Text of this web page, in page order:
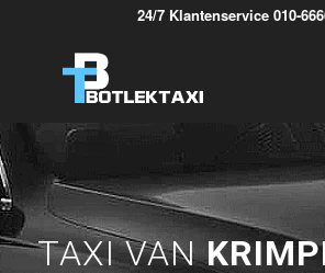
24/7 Klantenservice 010-
TAXI VAN